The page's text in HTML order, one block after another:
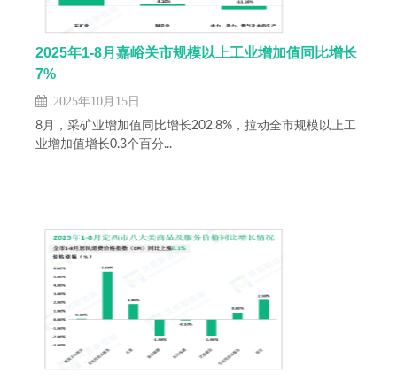
2025年1-8月嘉峪关市规模以上工业增加值同比增长
7%
2025年10月15日
8月，采矿业增加值同比增长202.8%，拉动全市规模以上工
业增加值增长0.3个百分...